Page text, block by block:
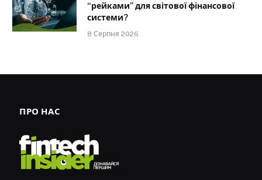
“рейками” для світової фінансової
системи?
8 Серпня 2026
ПРО НАС